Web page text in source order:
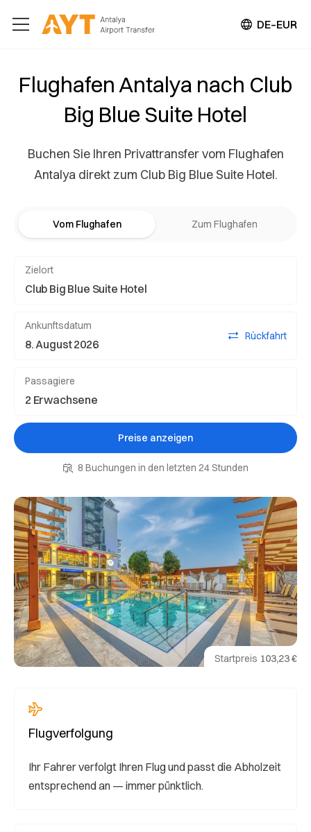
DE–EUR
Flughafen Antalya nach Club
Big Blue Suite Hotel
Buchen Sie Ihren Privattransfer vom Flughafen
Antalya direkt zum Club Big Blue Suite Hotel.
Startpreis 103,23 €
Vom Flughafen Zum Flughafen
Zielort
Ankunftsdatum
Rückfahrt
Passagiere
Preise anzeigen
8 Buchungen in den letzten 24 Stunden
Flugverfolgung
Ihr Fahrer verfolgt Ihren Flug und passt die Abholzeit
entsprechend an — immer pünktlich.